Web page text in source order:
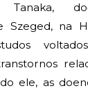
Tanaka,
Szeged, na
ele, as